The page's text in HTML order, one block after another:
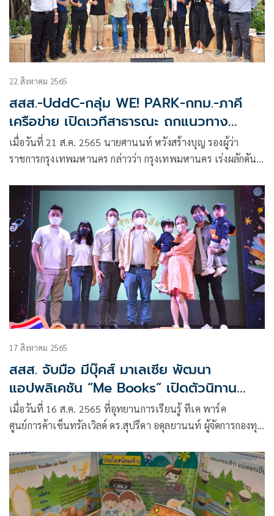
22 สิงหาคม 2565
สสส.-UddC-กลุ่ม WE! PARK-กทม.-ภาคี
เครือข่าย เปิดเวทีสาธารณะ ถกแนวทาง
พัฒนาเมืองบนฐานความรู้สุขภาวะ ดึง ภาค
รัฐ-การศึกษา-ประชาสังคม ฟื้นฟูพื้นที่รกร้าง
เมื่อวันที่ 21 ส.ค. 2565 นายศานนท์ หวังสร้างบุญ รองผู้ว่า
ราชการกรุงเทพมหานคร กล่าวว่า กรุงเทพมหานคร เร่งผลักดัน
ออกแบบและพัฒนาเมือง (UddC)
17 สิงหาคม 2565
สสส. จับมือ มีบุ๊คส์ มาเลเซีย พัฒนา
แอปพลิเคชัน “Me Books” เปิดตัวนิทาน
ออนไลน์ 4 ภาษา บนแนวคิด ปลุกหนังสือให้มี
ชีวิต ชูเป็นต้นแบบโมเดลธุรกิจเพื่อสังคม คาด
เมื่อวันที่ 16 ส.ค. 2565 ที่อุทยานการเรียนรู้ ทีเค พาร์ค
ศูนย์การค้าเซ็นทรัลเวิลด์ ดร.สุปรีดา อดุลยานนท์ ผู้จัดการกองทุน